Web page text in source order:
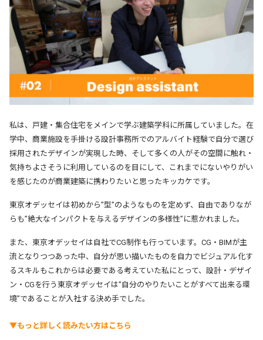
私は、戸建・集合住宅をメインで学ぶ建築学科に所属していました。 在
学中、商業施設を手掛ける設計事務所でのアルバイト経験で自分で選び
採用されたデザインが実現した時、そして多くの人がその空間に触れ・
気持ちよさそうに利用しているのを目にして、これまでにないやりがい
を感じたのが商業建築に携わりたいと思ったキッカケです。
東京オデッセイは初めから’’型’’のようなものを定めず、 自由でありなが
らも’’絶大なインパクトを与えるデザインの多様性’’に惹かれました。
また、東京オデッセイは自社でCG制作も行っています。 CG・BIMが主
流となりつつあった中、自分が思い描いたものを自力でビジュアル化す
るスキルもこれからは必要である考えていた私にとって、設計・デザイ
ン・CGを行う東京オデッセイは’’自分のやりたいことがすべて出来る環
境’’であることが入社する決め手でした。
▼もっと詳しく読みたい方はこちら